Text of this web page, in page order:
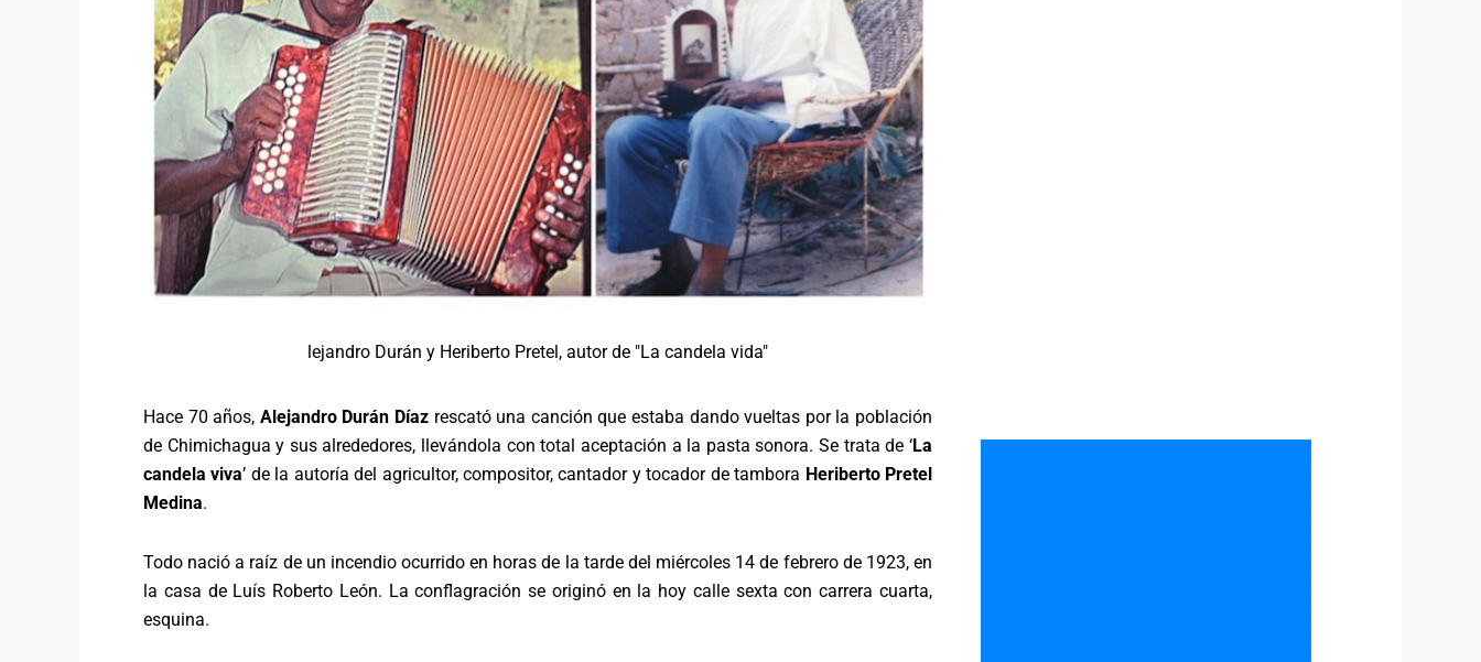
lejandro Durán y Heriberto Pretel, autor de "La candela vida"
Hace 70 años, Alejandro Durán Díaz rescató una canción que estaba dando vueltas por la población
de Chimichagua y sus alrededores, llevándola con total aceptación a la pasta sonora. Se trata de ‘La
candela viva’ de la autoría del agricultor, compositor, cantador y tocador de tambora Heriberto Pretel
Medina.
Todo nació a raíz de un incendio ocurrido en horas de la tarde del miércoles 14 de febrero de 1923, en
la casa de Luís Roberto León. La conflagración se originó en la hoy calle sexta con carrera cuarta,
esquina.